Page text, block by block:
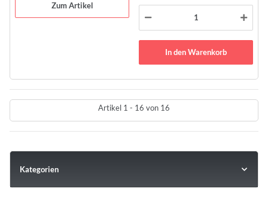
Zum Artikel
In den Warenkorb
Artikel 1 - 16 von 16
Kategorien